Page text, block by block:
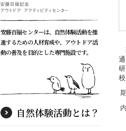
安藤百福センターは、自然体験活動を推
進するための人材育成や、アウトドア活
動の普及を目的とした専門施設です。
自然体験活動とは？